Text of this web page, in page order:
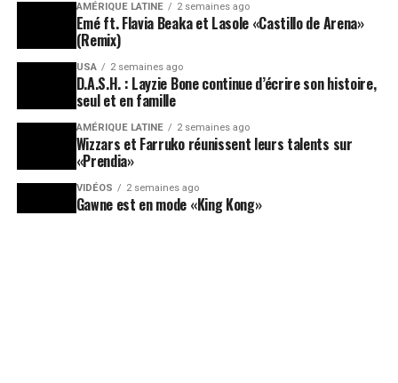
AMÉRIQUE LATINE 2 semaines ago
Emé ft. Flavia Beaka et Lasole «Castillo de Arena»
(Remix)
USA 2 semaines ago
D.A.S.H. : Layzie Bone continue d’écrire son histoire,
seul et en famille
AMÉRIQUE LATINE 2 semaines ago
Wizzars et Farruko réunissent leurs talents sur
«Prendia»
VIDÉOS 2 semaines ago
Gawne est en mode «King Kong»